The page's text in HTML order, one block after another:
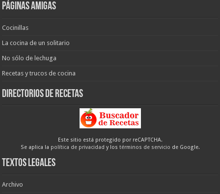
Páginas amigas
Cocinillas
La cocina de un solitario
No sólo de lechuga
Recetas y trucos de cocina
Directorios de recetas
Este sitio está protegido por reCAPTCHA.
Se aplica la política de privacidad y los términos de servicio de Google.
Textos legales
Archivo